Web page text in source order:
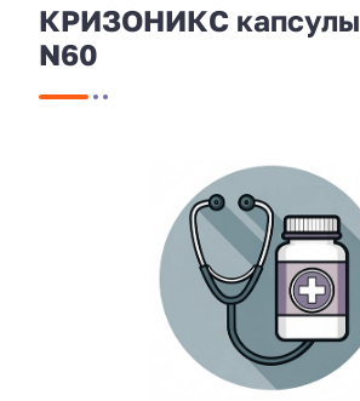
КРИЗОНИКС капсулы
N60